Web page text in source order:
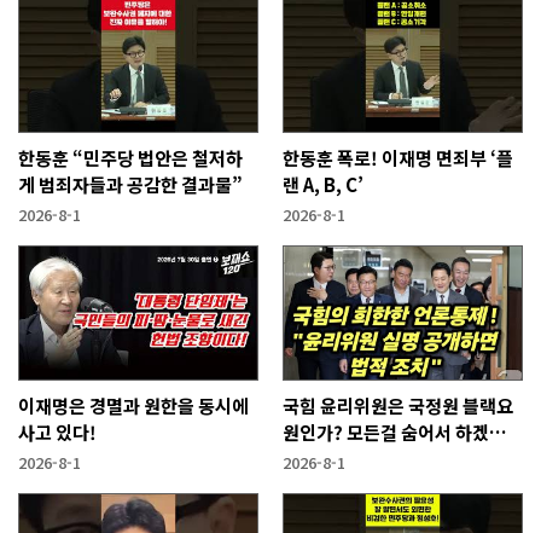
한동훈 “민주당 법안은 철저하
게 범죄자들과 공감한 결과물”
2026-8-1
한동훈 폭로! 이재명 면죄부 ‘플
랜 A, B, C’
2026-8-1
이재명은 경멸과 원한을 동시에
사고 있다!
2026-8-1
국힘 윤리위원은 국정원 블랙요
원인가? 모든걸 숨어서 하겠다
고?
2026-8-1